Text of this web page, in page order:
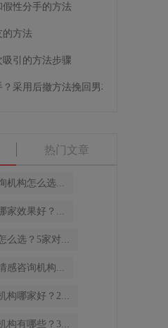
假性分手的方法
的方法
引的方法步骤
采用后撤方法挽回男友
热门文章
机构怎么选...
家效果好？...
么选？5家对...
感咨询机构...
构哪家好？2...
构有哪些？3...